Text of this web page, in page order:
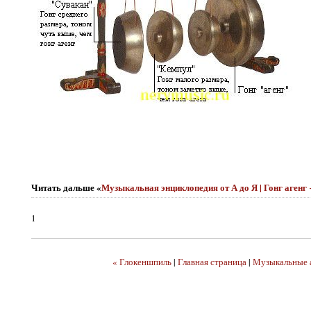
Читать дальше «Музыкальная энциклопедия от А до Я | Гонг
1
« Глокеншпиль| Главная страница| Музыкальные